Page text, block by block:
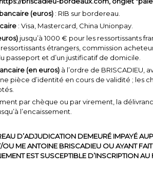
(euros) : RIB sur bordereau.
: Visa, Mastercard, China Unionpay.
jusqu’à 1000 € pour les ressortissants
étrangers, commission
passeport et d’un justificatif de domicile.
(en euros) à l’ordre de BRISCADIEU,
pièce d’identité en cours de validité ; les
par chèque ou par virement, la
l’encaissement.
D’ADJUDICATION DEMEURÉ IMPAYÉ
ME ANTOINE BRISCADIEU OU AYANT FAIT
EST SUSCEPTIBLE D’INSCRIPTION AU